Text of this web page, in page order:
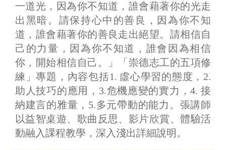
一道光，因為你不知道，誰會藉著你的光走
出黑暗。請保持心中的善良，因為你不知
道，誰會藉著你的善良走出絕望。請相信自
己的力量，因為你不知道，誰會因為相信
你，開始相信自己。」「崇德志工的五項修
練」專題，內容包括1. 虛心學習的態度，2.
助人技巧的應用，3.危機應變的實力，4. 接
納建言的雅量，5.多元帶動的能力。張講師
以益智桌遊、歌曲反思、影片欣賞、體驗活
動融入課程教學，深入淺出詳細說明。